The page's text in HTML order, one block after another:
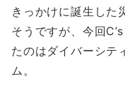
きっかけに誕生した
そうですが、今回
たのはダイバーシテ
ム。